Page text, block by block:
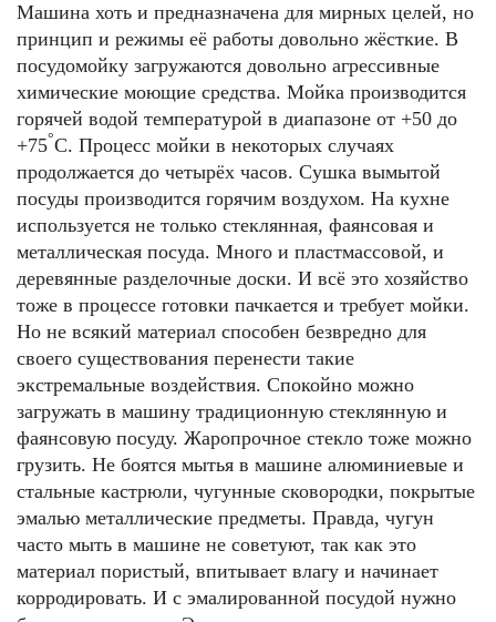
Машина хоть и предназначена для мирных целей, но
принцип и режимы её работы довольно жёсткие. В
посудомойку загружаются довольно агрессивные
химические моющие средства. Мойка производится
горячей водой температурой в диапазоне от +50 до
+75°С. Процесс мойки в некоторых случаях
продолжается до четырёх часов. Сушка вымытой
посуды производится горячим воздухом. На кухне
используется не только стеклянная, фаянсовая и
металлическая посуда. Много и пластмассовой, и
деревянные разделочные доски. И всё это хозяйство
тоже в процессе готовки пачкается и требует мойки.
Но не всякий материал способен безвредно для
своего существования перенести такие
экстремальные воздействия. Спокойно можно
загружать в машину традиционную стеклянную и
фаянсовую посуду. Жаропрочное стекло тоже можно
грузить. Не боятся мытья в машине алюминиевые и
стальные кастрюли, чугунные сковородки, покрытые
эмалью металлические предметы. Правда, чугун
часто мыть в машине не советуют, так как это
материал пористый, впитывает влагу и начинает
корродировать. И с эмалированной посудой нужно